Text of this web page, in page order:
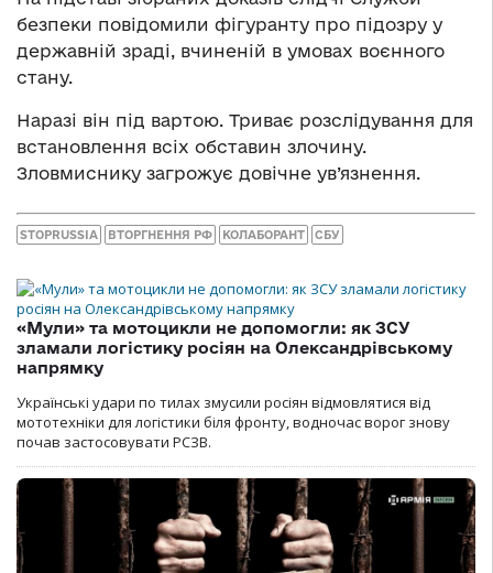
безпеки повідомили фігуранту про підозру у
державній зраді, вчиненій в умовах воєнного
стану.
Наразі він під вартою. Триває розслідування для
встановлення всіх обставин злочину.
Зловмиснику загрожує довічне ув’язнення.
STOPRUSSIA ВТОРГНЕННЯ РФ КОЛАБОРАНТ СБУ
«Мули» та мотоцикли не допомогли: як ЗСУ
зламали логістику росіян на Олександрівському
напрямку
Українські удари по тилах змусили росіян відмовлятися від
мототехніки для логістики біля фронту, водночас ворог знову
почав застосовувати РСЗВ.